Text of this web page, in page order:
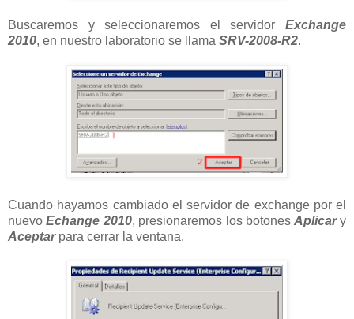
Buscaremos y seleccionaremos el servidor Exchange
2010, en nuestro laboratorio se llama SRV-2008-R2.
Cuando hayamos cambiado el servidor de exchange por el
nuevoEchange 2010, presionaremos los botones Aplicary
Aceptarpara cerrar la ventana.